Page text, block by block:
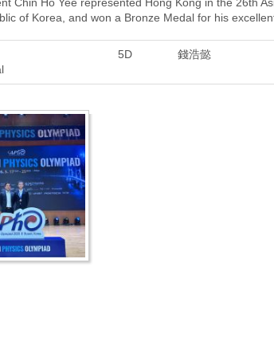
Chin Ho Yee represented Hong Kong in the 26th
of Korea, and won a Bronze Medal for his
5D 錢浩懿